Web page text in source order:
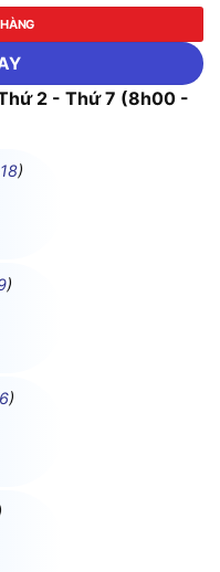
2 - Thứ 7 (8h00 -
)
)
)